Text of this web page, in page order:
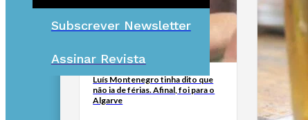
Subscrever Newsletter
Assinar Revista
Luís Montenegro tinha dito que
não ia de férias. Afinal, foi para o
Algarve